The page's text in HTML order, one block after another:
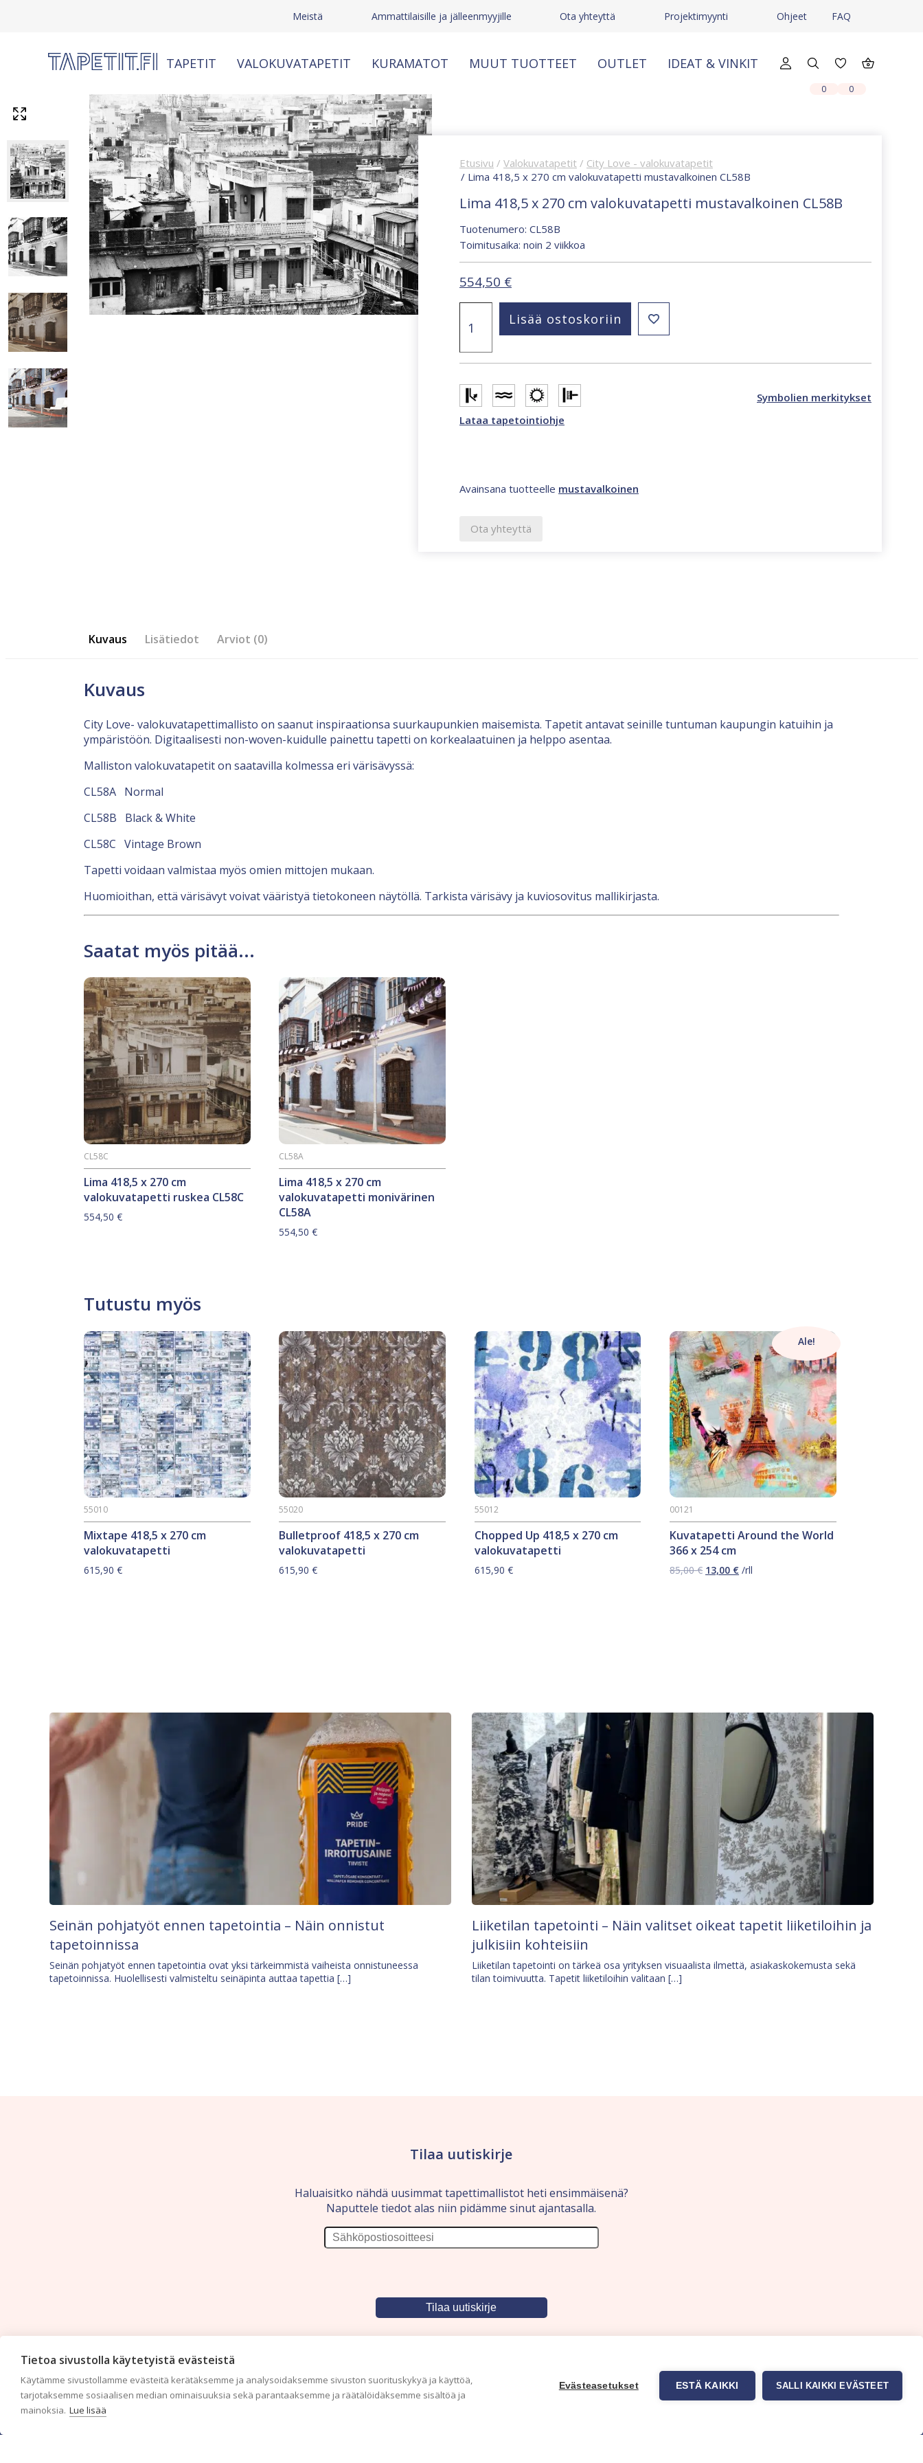
Tietoa sivustolla käytetyistä evästeistä
Käytämme sivustollamme evästeitä kerätäksemme ja analysoidaksemme sivuston suorituskykyä ja käyttöä,
tarjotaksemme sosiaalisen median ominaisuuksia sekä parantaaksemme ja räätälöidäksemme sisältöä ja
mainoksia. Lue lisää
Evästeasetukset ESTÄ KAIKKI SALLI KAIKKI EVÄSTEET
Meistä Ammattilaisille ja jälleenmyyjille Ota yhteyttä Projektimyynti Ohjeet FAQ
TAPETIT VALOKUVATAPETIT KURAMATOT MUUT TUOTTEET OUTLET IDEAT & VINKIT
0 0
Etusivu / Valokuvatapetit / City Love - valokuvatapetit
/ Lima 418,5 x 270 cm valokuvatapetti mustavalkoinen CL58B
Lima 418,5 x 270 cm valokuvatapetti mustavalkoinen CL58B
Tuotenumero: CL58B
Toimitusaika: noin 2 viikkoa
554,50 €
418,5
270
cm
mustavalkoinen
CL58B
määrä
Lisää ostoskoriin
Symbolien merkitykset
Lataa tapetointiohje
Avainsana tuotteelle mustavalkoinen
Ota yhteyttä
Kuvaus Lisätiedot Arviot (0)
Kuvaus
City Love- valokuvatapettimallisto on saanut inspiraationsa suurkaupunkien maisemista. Tapetit antavat seinille tuntuman kaupungin katuihin ja
ympäristöön. Digitaalisesti non-woven-kuidulle painettu tapetti on korkealaatuinen ja helppo asentaa.
Malliston valokuvatapetit on saatavilla kolmessa eri värisävyssä:
CL58A Normal
CL58B Black & White
CL58C Vintage Brown
Tapetti voidaan valmistaa myös omien mittojen mukaan.
Huomioithan, että värisävyt voivat vääristyä tietokoneen näytöllä. Tarkista värisävy ja kuviosovitus mallikirjasta.
Saatat myös pitää...
Lima 418,5 x 270 cm
valokuvatapetti ruskea CL58C
CL58C
554,50 €
Lima 418,5 x 270 cm
valokuvatapetti monivärinen
CL58A
CL58A
554,50€
Tutustu myös
Mixtape 418,5 x 270 cm
valokuvatapetti
55010
615,90 €
Bulletproof 418,5 x 270 cm
valokuvatapetti
55020
615,90€
Chopped Up 418,5 x 270 cm
valokuvatapetti
55012
615,90 €
Ale!
Kuvatapetti Around the World
366 x 254 cm
00121
85,00€ Alkuperäinen
13,00 €Nykyinen
/rll
Seinän pohjatyöt ennen tapetointia – Näin onnistut
tapetoinnissa
Seinän pohjatyöt ennen tapetointia ovat yksi tärkeimmistä vaiheista onnistuneessa
tapetoinnissa. Huolellisesti valmisteltu seinäpinta auttaa tapettia […]
Liiketilan tapetointi – Näin valitset oikeat tapetit liiketiloihin ja
julkisiin kohteisiin
Liiketilan tapetointi on tärkeä osa yrityksen visuaalista ilmettä, asiakaskokemusta sekä
tilan toimivuutta. Tapetit liiketiloihin valitaan […]
Tilaa uutiskirje
Haluaisitko nähdä uusimmat tapettimallistot heti ensimmäisenä?
Naputtele tiedot alas niin pidämme sinut ajantasalla.